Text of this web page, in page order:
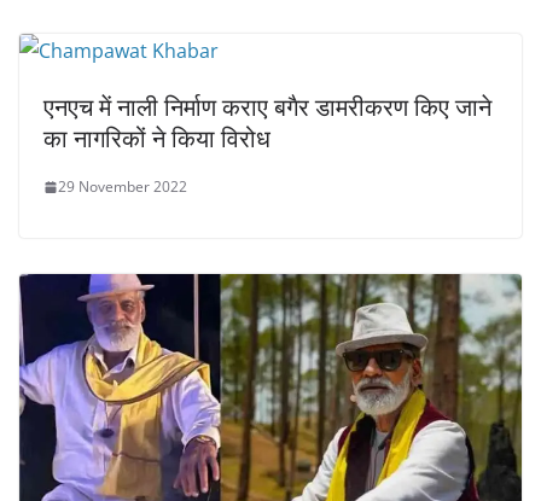
एनएच में ​नाली निर्माण कराए बगैर डामरीकरण किए जाने
का नागरिकों ने किया विरोध
29 November 2022